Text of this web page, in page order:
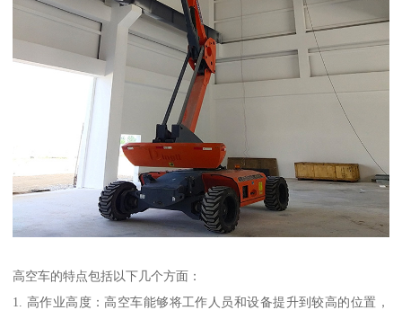
高空车的特点包括以下几个方面：
1. 高作业高度：高空车能够将工作人员和设备提升到较高的位置，